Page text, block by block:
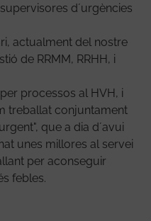
d´urgències
actualment del nostre
de RRMM, RRHH, i
processos al HVH, i
treballat conjuntament
que a dia d´avui
unes millores al servei
per aconseguir
febles.